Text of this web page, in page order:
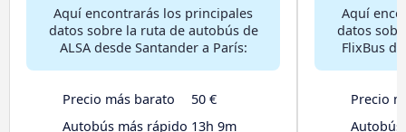
Aquí encontrarás los principales
datos sobre la ruta de autobús de
ALSA desde Santander a París:
Precio más barato
50 €
Autobús más rápido 13h 9m
Aquí
datos
FlixBus
Precio